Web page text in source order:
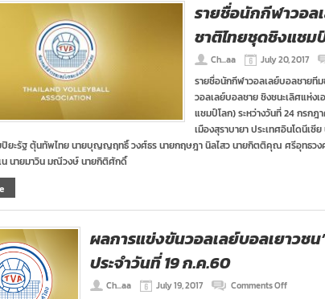
รายชื่อนักกีฬาวอล
ชาติไทยชุดชิงแชม
Ch...aa July 20, 2017
รายชื่อนักกีฬาวอลเลย์บอลชายทีม
วอลเลย์บอลชาย ชิงชนะเลิศแห่ง
แชมป์โลก) ระหว่างวันที่ 24 กรก
เมืองสุราบายา ประเทศอินโดนีเ
ปิยะรัฐ ตุ้นทัพไทย นายบุญญฤทธิ์ วงศ์ธร นายกฤษฎา นิลไสว นายกิตติคุณ ศรีอุทธว
น นายมาวิน มณีวงษ์ นายกิติศักดิ์
ผลการแข่งขันวอลเลย์บอลเยาวชน
ประจำวันที่ 19 ก.ค.60
Ch...aa July 19, 2017 Comments Offon